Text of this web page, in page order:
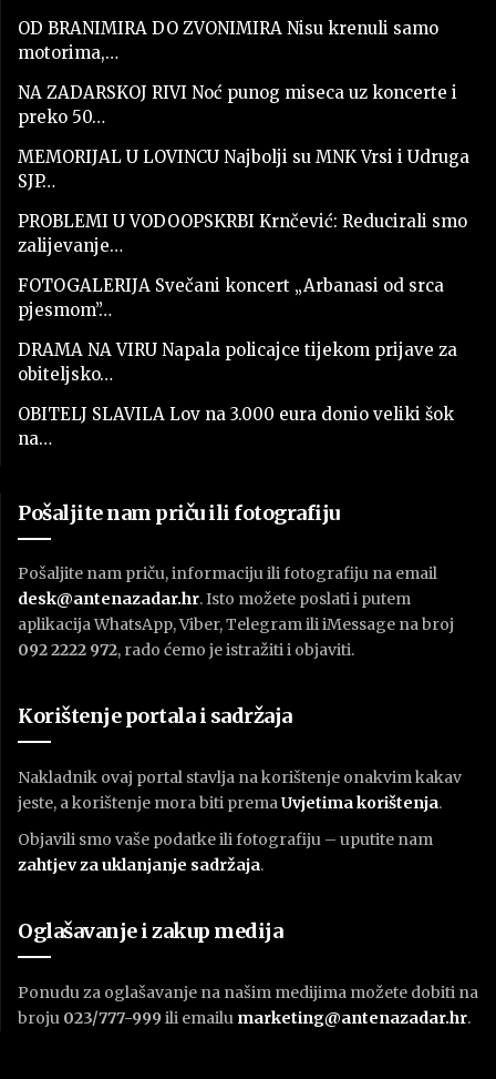
OD BRANIMIRA DO ZVONIMIRA Nisu krenuli samo
motorima,…
NA ZADARSKOJ RIVI Noć punog miseca uz koncerte i
preko 50…
MEMORIJAL U LOVINCU Najbolji su MNK Vrsi i Udruga
SJP…
PROBLEMI U VODOOPSKRBI Krnčević: Reducirali smo
zalijevanje…
FOTOGALERIJA Svečani koncert „Arbanasi od srca
pjesmom”…
DRAMA NA VIRU Napala policajce tijekom prijave za
obiteljsko…
OBITELJ SLAVILA Lov na 3.000 eura donio veliki šok
na…
Pošaljite nam priču ili fotografiju
Pošaljite nam priču, informaciju ili fotografiju na email
desk@antenazadar.hr. Isto možete poslati i putem
aplikacija WhatsApp, Viber, Telegram ili iMessage na broj
092 2222 972, rado ćemo je istražiti i objaviti.
Korištenje portala i sadržaja
Nakladnik ovaj portal stavlja na korištenje onakvim kakav
jeste, a korištenje mora biti premaUvjetima korištenja.
Objavili smo vaše podatke ili fotografiju – uputite nam
zahtjev za uklanjanje sadržaja.
Oglašavanje i zakup medija
Ponudu za oglašavanje na našim medijima možete dobiti na
broju 023/777-999 ili emailu marketing@antenazadar.hr.